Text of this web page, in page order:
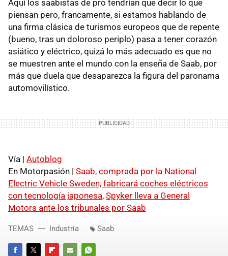
Aquí los saabistas de pro tendrían que decir lo que
piensan pero, francamente, si estamos hablando de
una firma clásica de turismos europeos que de repente
(bueno, tras un doloroso periplo) pasa a tener corazón
asiático y eléctrico, quizá lo más adecuado es que no
se muestren ante el mundo con la enseña de Saab, por
más que duela que desaparezca la figura del paronama
automovilístico.
Vía | Autoblog
En Motorpasión | Saab, comprada por la National
Electric Vehicle Sweden, fabricará coches eléctricos
con tecnología japonesa, Spyker lleva a General
Motors ante los tribunales por Saab
TEMAS Industria Saab